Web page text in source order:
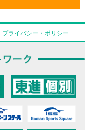
プライバシー・ポリシー